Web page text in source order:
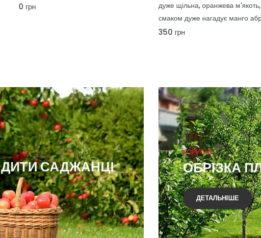
дуже щільна, оранжева м'якоть, за
САДЖАНЦІ
КОРИСНЕ
ОБРІЗКА
ДЕТАЛЬНІШЕ